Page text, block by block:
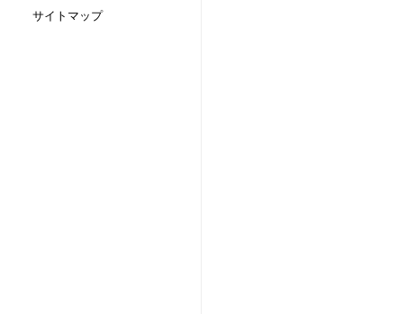
サイトマップ